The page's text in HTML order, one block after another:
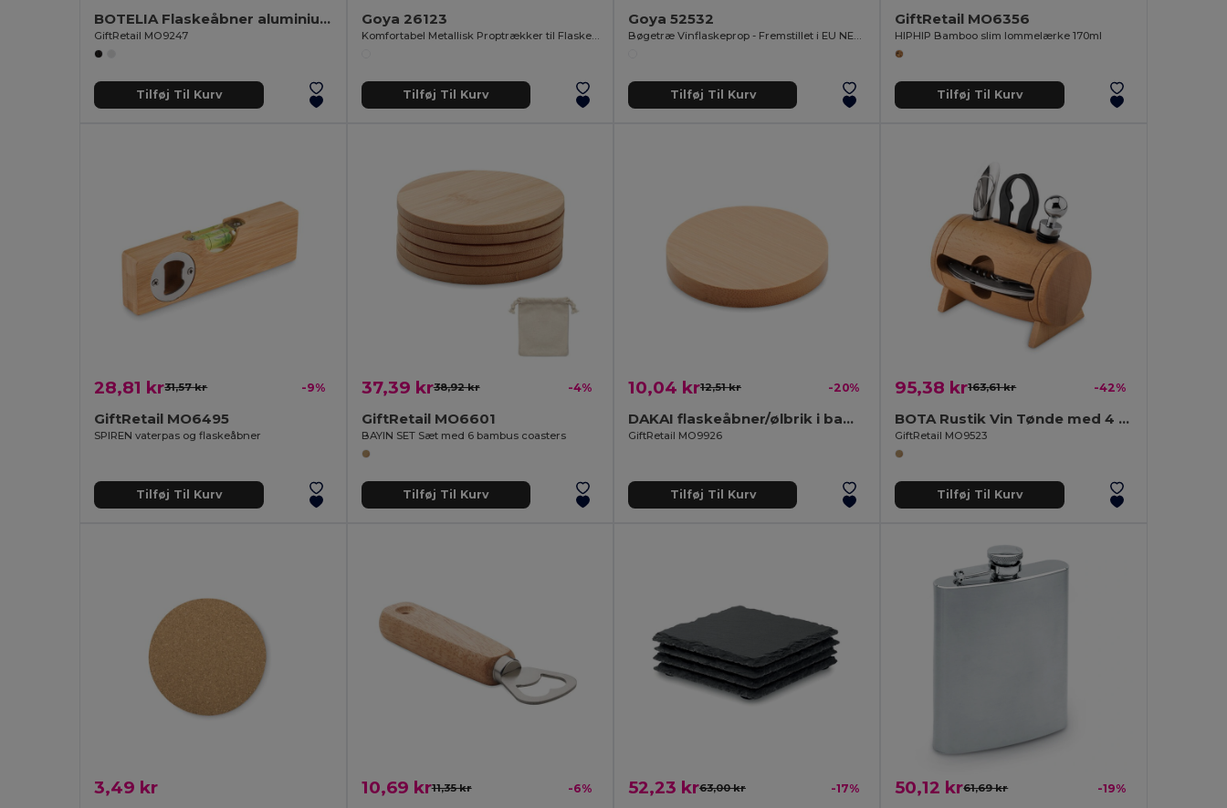
BOTELIA Flaskeåbner aluminium
GiftRetail MO9247
Tilføj Til Kurv
Goya 26123
Komfortabel Metallisk Proptrækker til Flasker METAL
Tilføj Til Kurv
Goya 52532
Bøgetræ Vinflaskeprop - Fremstillet i EU NEPAL
Tilføj Til Kurv
GiftRetail MO6356
HIPHIP Bamboo slim lommelærke 170ml
Tilføj Til Kurv
28,81 kr31,57 kr -9%
GiftRetail MO6495
SPIREN vaterpas og flaskeåbner
Tilføj Til Kurv
37,39 kr38,92 kr -4%
GiftRetail MO6601
BAYIN SET Sæt med 6 bambus coasters
Tilføj Til Kurv
10,04 kr12,51 kr -20%
DAKAI flaskeåbner/ølbrik i bambus
GiftRetail MO9926
Tilføj Til Kurv
95,38 kr163,61 kr -42%
BOTA Rustik Vin Tønde med 4 Værktøjer til Vinelskere
GiftRetail MO9523
Tilføj Til Kurv
3,49 kr 10,69 kr11,35 kr -6% 52,23 kr63,00 kr -17% 50,12 kr61,69 kr -19%